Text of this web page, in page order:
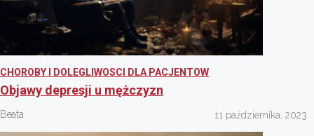
CHOROBY I DOLEGLIWOSCI DLA PACJENTOW
Objawy depresji u mężczyzn
Beata 11 października, 2023